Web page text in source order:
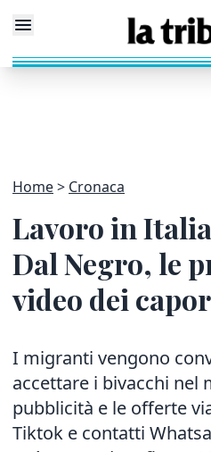
Home Cronaca
Lavoro in
Dal Negro, le
video dei
I migranti vengono
accettare i bivacchi nel
pubblicità e le offerte
Tiktok e contatti